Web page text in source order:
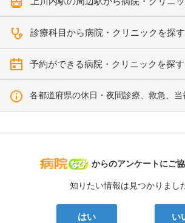
診療科目から病院・クリニックを探
予約ができる病院・クリニックを探
各都道府県の休日・夜間診療、救急、当
病院なび
からのアンケートにご協
知りたい情報は見つかりまし
はい い